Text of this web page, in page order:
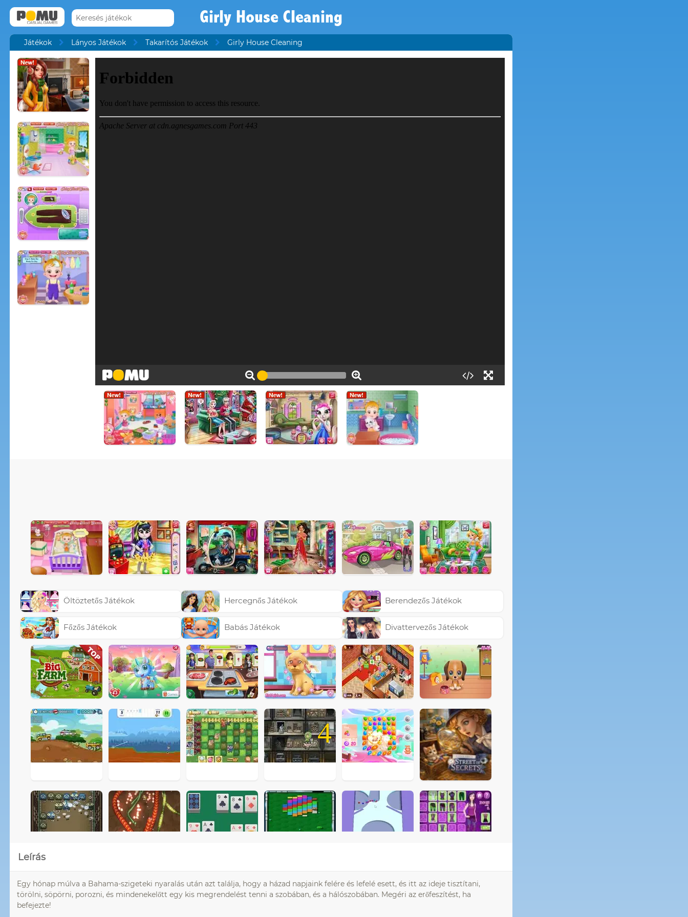
Girly House Cleaning
Játékok Lányos Játékok Takarítós Játékok Girly House Cleaning
Öltöztetős Játékok
Főzős Játékok
Hercegnős Játékok
Babás Játékok
Berendezős Játékok
Divattervezős Játékok
4
Leírás
Egy hónap múlva a Bahama-szigeteki nyaralás után azt találja, hogy a házad napjaink felére és lefelé esett, és itt az ideje tisztítani,
törölni, söpörni, porozni, és mindenekelőtt egy kis megrendelést tenni a szobában, és a hálószobában. Megéri az erőfeszítést, ha
befejezte!